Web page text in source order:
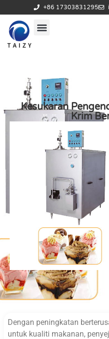
+86 17303831295
Kesukaran
Krim
Dengan peningkatan
untuk kualiti makanan,